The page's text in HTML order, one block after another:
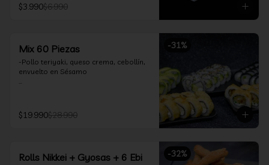
$3.990$6.990
-31%
Mix 60 Piezas
-Pollo teriyaki, queso crema, cebollín,
envuelto en Sésamo
-Camarón furay, queso crema,
frito en tempura.
$19.990$28.990
-32%
Rolls Nikkei + Gyosas + 6 Ebi